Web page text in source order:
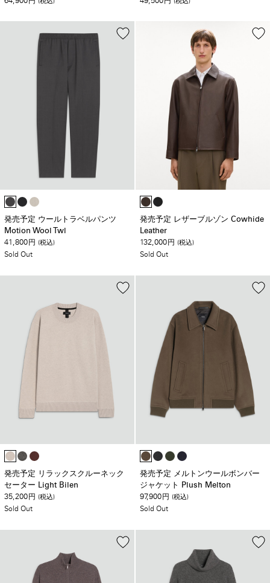
発売予定 ウールトラベルパンツ
Motion Wool Twl
41,800 円 (税込)
Sold Out
発売予定 レザーブルゾン Cowhide
Leather
132,000 円 (税込)
Sold Out
発売予定 リラックスクルーネック
セーター Light Bilen
35,200円 (税込)
Sold Out
発売予定 メルトンウールボンバー
ジャケット Plush Melton
97,900円 (税込)
Sold Out